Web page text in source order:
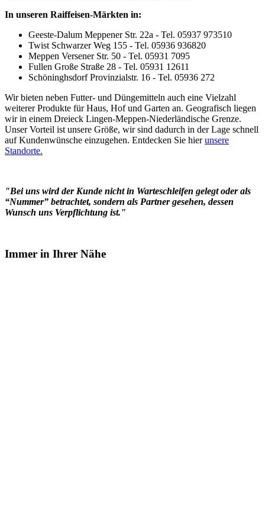
In unseren Raiffeisen-Märkten in:
Geeste-Dalum Meppener Str. 22a - Tel. 05937 973510
Twist Schwarzer Weg 155 - Tel. 05936 936820
Meppen Versener Str. 50 - Tel. 05931 7095
Fullen Große Straße 28 - Tel. 05931 12611
Schöninghsdorf Provinzialstr. 16 - Tel. 05936 272
Wir bieten neben Futter- und Düngemitteln auch eine Vielzahl
weiterer Produkte für Haus, Hof und Garten an. Geografisch liegen
wir in einem Dreieck Lingen-Meppen-Niederländische Grenze.
Unser Vorteil ist unsere Größe, wir sind dadurch in der Lage schnell
auf Kundenwünsche einzugehen. Entdecken Sie hier unsere
Standorte.
"Bei uns wird der Kunde nicht in Warteschleifen gelegt oder als
“Nummer” betrachtet, sondern als Partner gesehen, dessen
Wunsch uns Verpflichtung ist."
Immer in Ihrer Nähe